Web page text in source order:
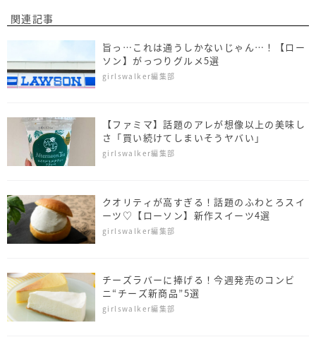
関連記事
旨っ…これは通うしかないじゃん…！【ロー
ソン】がっつりグルメ5選
girlswalker編集部
【ファミマ】話題のアレが想像以上の美味し
さ「買い続けてしまいそうヤバい」
girlswalker編集部
クオリティが高すぎる！話題のふわとろスイ
ーツ♡【ローソン】新作スイーツ4選
girlswalker編集部
チーズラバーに捧げる！今週発売のコンビ
ニ“チーズ新商品”5選
girlswalker編集部